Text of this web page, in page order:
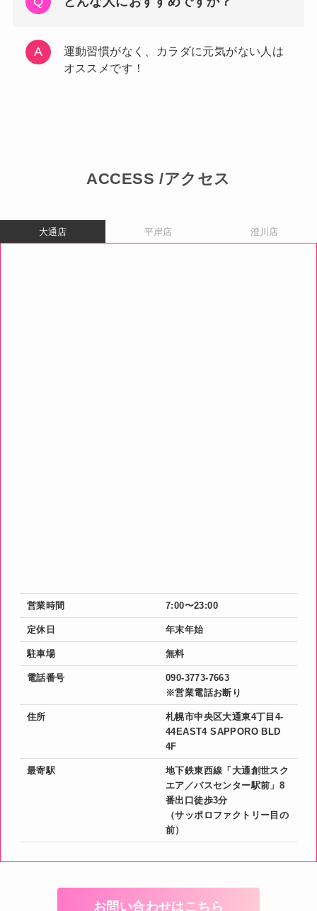
運動習慣がなく、カラダに元気がない人は
オススメです！
ACCESS /アクセス
大通店 平岸店 澄川店
営業時間 7:00〜23:00
定休日 年末年始
駐車場 無料
電話番号
090-3773-7663
※営業電話お断り
住所
札幌市中央区大通東4丁目4-
44EAST4 SAPPORO BLD
4F
最寄駅
地下鉄東西線「大通創世スク
エア／バスセンター駅前」8
番出口徒歩3分
（サッポロファクトリー目の
前）
お問い合わせはこちら